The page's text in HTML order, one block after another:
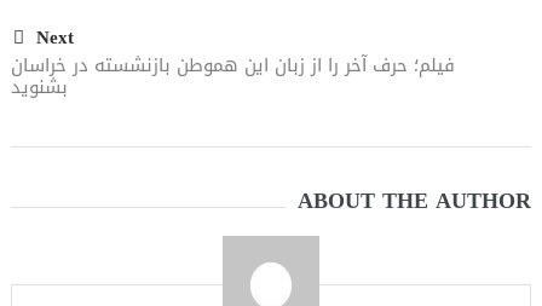
Next
فیلم؛ حرف آخر را از زبان این هموطن بازنشسته در خراسان
بشنوید
ABOUT THE AUTHOR